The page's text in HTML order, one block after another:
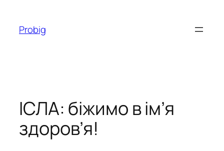
вмісту
Probig
ІСЛА: біжимо в ім’я
здоров’я!